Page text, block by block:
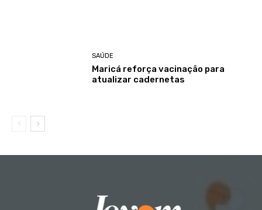
SAÚDE
Maricá reforça vacinação para
atualizar cadernetas